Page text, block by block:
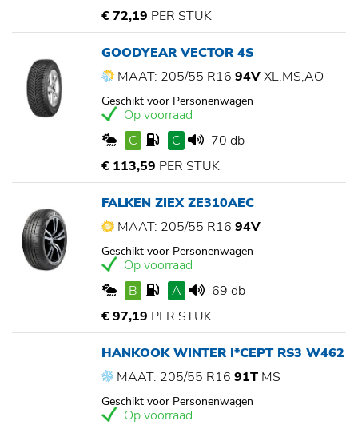
€ 72,19 PER STUK
GOODYEAR VECTOR 4S
MAAT: 205/55 R16 94VXL,MS,AO
Geschikt voor Personenwagen
Op voorraad
C
C
70 db
€ 113,59 PER STUK
FALKEN ZIEX ZE310AEC
MAAT: 205/55 R16 94V
Geschikt voor Personenwagen
Op voorraad
B
A
69 db
€ 97,19 PER STUK
HANKOOK WINTER I*CEPT RS3 W462
MAAT: 205/55 R16 91T MS
Geschikt voor Personenwagen
Op voorraad